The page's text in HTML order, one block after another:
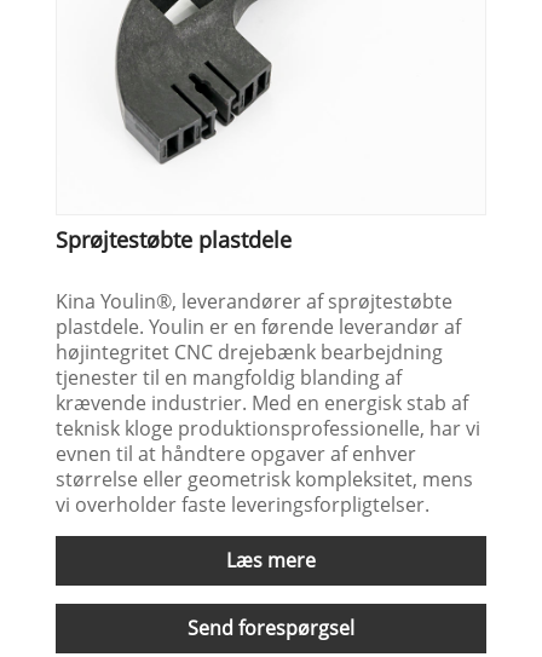
Sprøjtestøbte plastdele
Kina Youlin®, leverandører af sprøjtestøbte
plastdele. Youlin er en førende leverandør af
højintegritet CNC drejebænk bearbejdning
tjenester til en mangfoldig blanding af
krævende industrier. Med en energisk stab af
teknisk kloge produktionsprofessionelle, har vi
evnen til at håndtere opgaver af enhver
størrelse eller geometrisk kompleksitet, mens
vi overholder faste leveringsforpligtelser.
Læs mere
Send forespørgsel